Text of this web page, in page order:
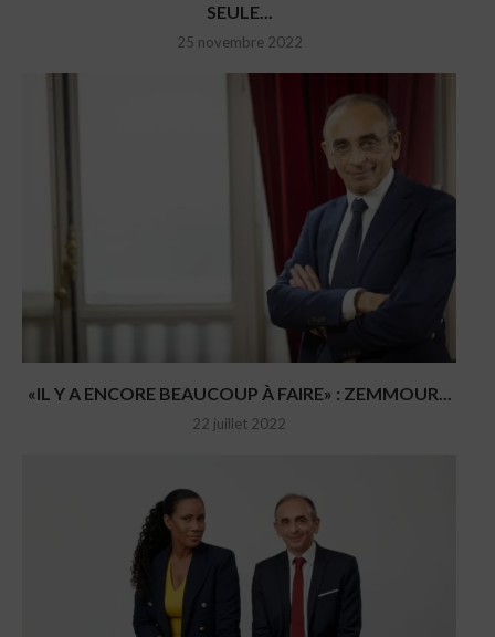
SEULE...
25 novembre 2022
«IL Y A ENCORE BEAUCOUP À FAIRE» : ZEMMOUR...
22 juillet 2022